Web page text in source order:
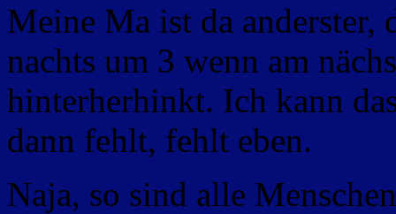
Meine Ma ist da anderster,
nachts um 3 wenn am
hinterherhinkt. Ich kann
dann fehlt, fehlt eben.
Naja, so sind alle